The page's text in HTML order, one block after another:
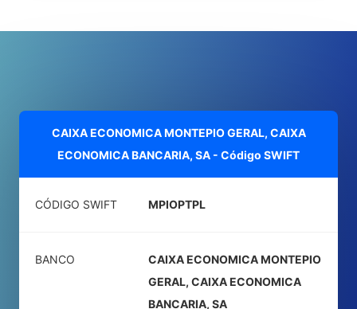
CAIXA ECONOMICA MONTEPIO GERAL, CAIXA
ECONOMICA BANCARIA, SA - Código SWIFT
CÓDIGO SWIFT MPIOPTPL
BANCO
CAIXA ECONOMICA MONTEPIO
GERAL, CAIXA ECONOMICA
BANCARIA, SA